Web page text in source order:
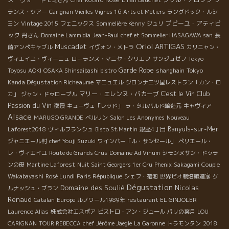
ランス・ツアー Carignan Vieilles Vignes 16 Arts et Metiers ラングドック・ルシ
ヨン Vintage 2015 フェニックス Sommelière Kenny ジュリ プピーユ・アティピ
ック 丹さん Domaine Lammidia Jean-Paul chef et Sommelier HASAGAWA san 長
崎アンペキャブル Muscadet イヴォン・メトラ Oriol ARTIGAS カリニャン・
ヴィエイユ・ヴィーニュ ローランス・マニヤ・クリエフ サンジョゼフ Tokyo
Toyosu AOKI OSAKA Shinsaibashi bistro Garde Robe shanghain Tokyo
Kanda Dégustation Richeaume マニュエル ジロンナ三ツ星レストラン「カン・ロ
カ」
ジャン・ドゥローブル マリー・エレンヌ・バカーブ C'est le Vin Club
Passion du Vin 夜景 キューヴェ「レッド」 ラ・タルバルド醸造元 キャヴィア
Alsace MARUGO GRANDE ベルリン Salon Les Anonymes Nouveau
Laforest2018 ヴィルフランシュ Bisto St.Martin 銀座4丁目 Banyuls-sur-Mer
ジャニエール村 chef Youji Suzuki ワインバー「ル・サンセール」
ペリエール・
レ・ヴィエイユ Route de Grands Crus Domaine Ad Vinum シモンヌサン・ドゥラ
ンの母 Martine Laforest Nuit Saint Georgers 1er Cru Phenix Sakagami Couple
Wakabayashi Rosé Lundi Paris République シェフ・菊池 世界ビオ栽培醸造家 グ
ルナッシュ・ブラン Domaine des Soulié Dégustation Nicolas
Renaud Catalan Europe ルノワール1989年 restaurant EL GINJOLER
Laurence Alias 株式会社エスポア ビストロ・アン・ジュール パリの葉月 LOU
CARIGNAN TOUR REBECCA chef Jérôme Jaegle La Garonne トラモンタン 2018